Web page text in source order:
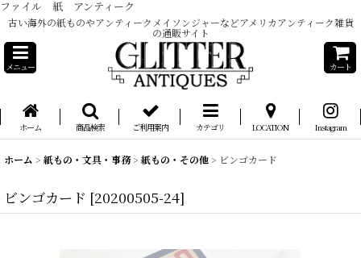
ファイル 紙 アンティーク
古い海外の紙ものやアンティークメイソンジャーなどアメリカアンティーク雑貨
の通販サイト
メニュー カート
ホーム 商品検索 ご利用案内 カテゴリ LOCATION Instagram
ホーム > 紙もの・文具・事務> 紙もの・その他> ビンゴカード
ビンゴカード [20200505-24]